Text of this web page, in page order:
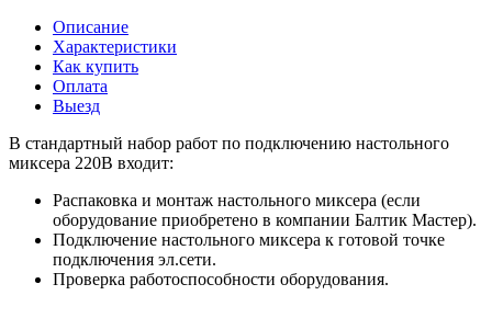
Описание
Характеристики
Как купить
Оплата
Выезд
В стандартный набор работ по подключению настольного
миксера 220В входит:
Распаковка и монтаж настольного миксера (если
оборудование приобретено в компании Балтик Мастер).
Подключение настольного миксера к готовой точке
подключения эл.сети.
Проверка работоспособности оборудования.